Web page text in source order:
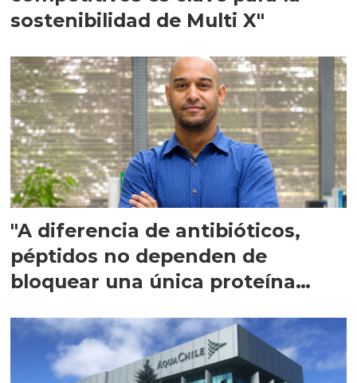
sostenibilidad de Multi X"
"A diferencia de antibióticos,
péptidos no dependen de
bloquear una única proteína